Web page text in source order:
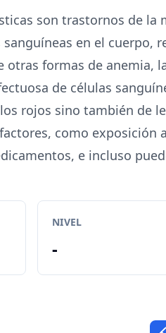
son trastornos de la
en el cuerpo,
otras formas de anemia,
de células
rojos sino también de
como exposición
e incluso
NIVEL
-